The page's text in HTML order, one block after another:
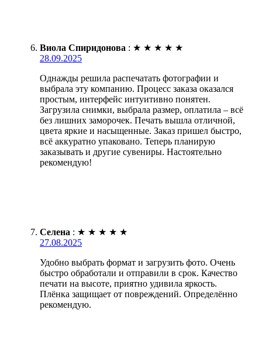
Виола Спиридонова : ★ ★ ★ ★ ★
28.09.2025
Однажды решила распечатать фотографии и
выбрала эту компанию. Процесс заказа оказался
простым, интерфейс интуитивно понятен.
Загрузила снимки, выбрала размер, оплатила – всё
без лишних заморочек. Печать вышла отличной,
цвета яркие и насыщенные. Заказ пришел быстро,
всё аккуратно упаковано. Теперь планирую
заказывать и другие сувениры. Настоятельно
рекомендую!
Селена : ★ ★ ★ ★ ★
27.08.2025
Удобно выбрать формат и загрузить фото. Очень
быстро обработали и отправили в срок. Качество
печати на высоте, приятно удивила яркость.
Плёнка защищает от повреждений. Определённо
рекомендую.